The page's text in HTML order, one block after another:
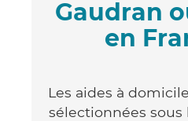
Gaudran
en
Les aides à
sélectionnées sous